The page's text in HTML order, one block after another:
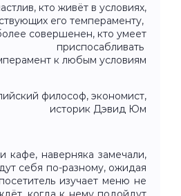
кто живёт в условиях,
его темпераменту,
совершенен, кто умеет
приспосабливать
к любым условиям
философ, экономист,
историк Дэвид Юм
кафе, наверняка замечали,
себя по-разному, ожидая
изучает меню не